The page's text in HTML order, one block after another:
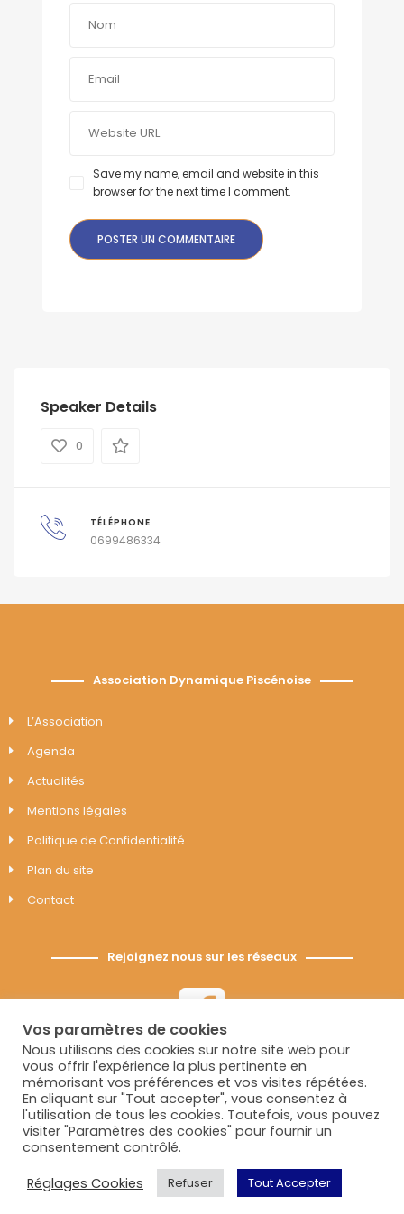
Save my name, email and website in this
browser for the next time I comment.
Speaker Details
0
TÉLÉPHONE
0699486334
Association Dynamique Piscénoise
L’Association
Agenda
Actualités
Mentions légales
Politique de Confidentialité
Plan du site
Contact
Rejoignez nous sur les réseaux
Association Dynamique Piscénoise | 2021 © Tous
droits réservés
Vos paramètres de cookies
Nous utilisons des cookies sur notre site web pour
vous offrir l'expérience la plus pertinente en
mémorisant vos préférences et vos visites répétées.
En cliquant sur "Tout accepter", vous consentez à
l'utilisation de tous les cookies. Toutefois, vous pouvez
visiter "Paramètres des cookies" pour fournir un
consentement contrôlé.
Réglages Cookies
Refuser Tout Accepter